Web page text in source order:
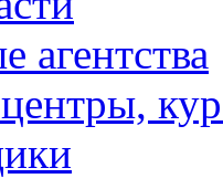
агентства